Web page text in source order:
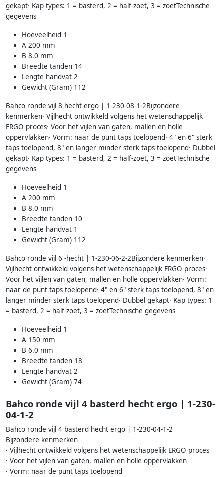
gekapt· Kap types: 1 = basterd, 2 = half-zoet, 3 = zoetTechnische
gegevens
Hoeveelheid 1
A 200 mm
B 8.0 mm
Breedte tanden 14
Lengte handvat 2
Gewicht (Gram) 112
Bahco ronde vijl 8 hecht ergo | 1-230-08-1-2Bijzondere
kenmerken· Vijlhecht ontwikkeld volgens het wetenschappelijk
ERGO proces· Voor het vijlen van gaten, mallen en holle
oppervlakken· Vorm: naar de punt taps toelopend· 4" en 6" sterk
taps toelopend, 8" en langer minder sterk taps toelopend· Dubbel
gekapt· Kap types: 1 = basterd, 2 = half-zoet, 3 = zoetTechnische
gegevens
Hoeveelheid 1
A 200 mm
B 8.0 mm
Breedte tanden 10
Lengte handvat 1
Gewicht (Gram) 112
Bahco ronde vijl 6 -hecht | 1-230-06-2-2Bijzondere kenmerken·
Vijlhecht ontwikkeld volgens het wetenschappelijk ERGO proces·
Voor het vijlen van gaten, mallen en holle oppervlakken· Vorm:
naar de punt taps toelopend· 4" en 6" sterk taps toelopend, 8" en
langer minder sterk taps toelopend· Dubbel gekapt· Kap types: 1
= basterd, 2 = half-zoet, 3 = zoetTechnische gegevens
Hoeveelheid 1
A 150 mm
B 6.0 mm
Breedte tanden 18
Lengte handvat 2
Gewicht (Gram) 74
Bahco ronde vijl 4 basterd hecht ergo | 1-230-
04-1-2
Bahco ronde vijl 4 basterd hecht ergo | 1-230-04-1-2
Bijzondere kenmerken
· Vijlhecht ontwikkeld volgens het wetenschappelijk ERGO proces
· Voor het vijlen van gaten, mallen en holle oppervlakken
· Vorm: naar de punt taps toelopend